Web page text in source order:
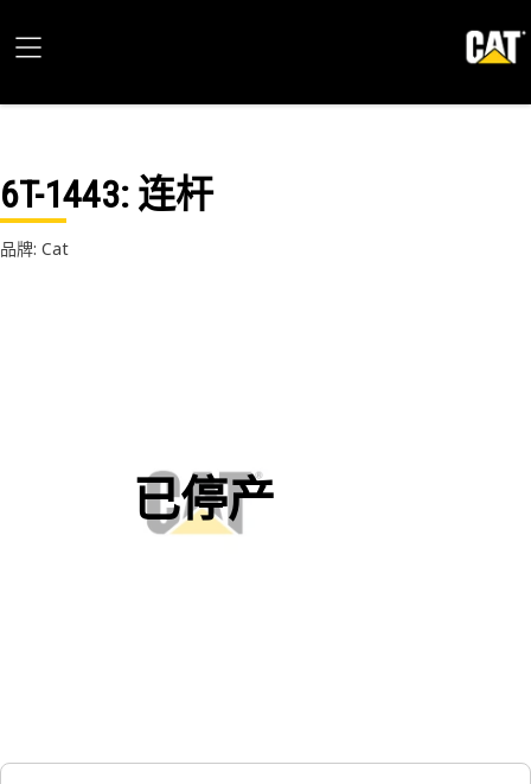
6T-1443: 连杆
品牌: Cat
已停产